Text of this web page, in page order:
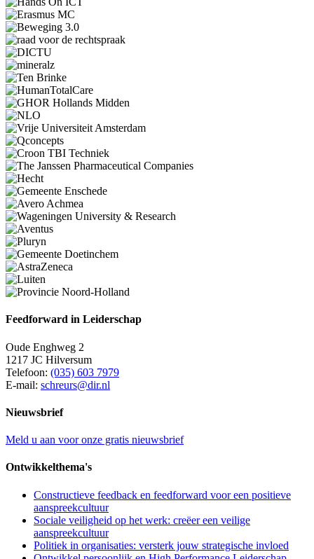
Feedforward in Leiderschap
Oude Enghweg 2
1217 JC Hilversum
Telefoon: (035) 603 7979
E-mail: schreurs@dir.nl
Nieuwsbrief
Meld u aan voor onze gratis nieuwsbrief
Ontwikkelthema's
Constructieve feedback en feedforward voor een positieve
aanspreekcultuur
Sociale veiligheid op het werk: creëer een veilige
aanspreekcultuur
Politiek in organisaties: versterk jouw strategische invloed